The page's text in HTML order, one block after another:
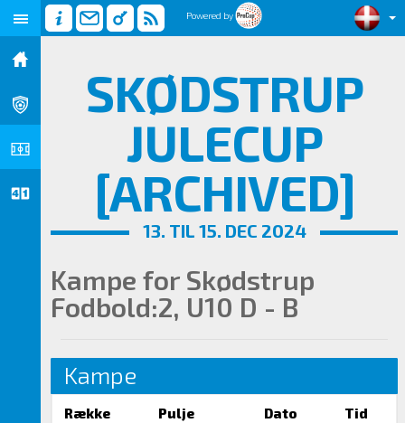
Powered by
SKØDSTRUP
JULECUP
[ARCHIVED]
13. TIL 15. DEC 2024
Kampe for Skødstrup
Fodbold:2, U10 D - B
Kampe
Række Pulje Dato Tid